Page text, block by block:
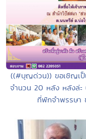
((#บุญด่วน)) ขอเชิญเป็
จำนวน 20 หลัง หลังล่ะ
ที่พักจำพรรษา